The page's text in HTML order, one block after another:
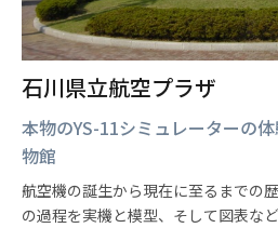
石川県立航空プラザ
本物のYS-11シミュレーターの
物館
航空機の誕生から現在に至るまでの
の過程を実機と模型、そして図表な